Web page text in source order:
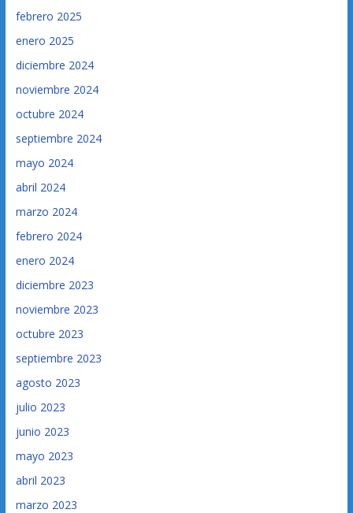
febrero 2025
enero 2025
diciembre 2024
noviembre 2024
octubre 2024
septiembre 2024
mayo 2024
abril 2024
marzo 2024
febrero 2024
enero 2024
diciembre 2023
noviembre 2023
octubre 2023
septiembre 2023
agosto 2023
julio 2023
junio 2023
mayo 2023
abril 2023
marzo 2023